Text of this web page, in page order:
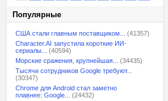
Популярные
США стали главным поставщиком...
(41357)
Character.AI запустила короткие ИИ-
сериалы...
(40594)
Морские сражения, крупнейшая...
(34435)
Тысячи сотрудников Google требуют...
(30347)
Chrome для Android стал заметно
плавнее: Google...
(24432)